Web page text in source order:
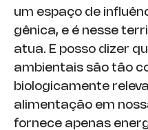
um espaço de
gênica, e é nesse
atua. E posso dizer
ambientais são tão
biologicamente
alimentação em
fornece apenas